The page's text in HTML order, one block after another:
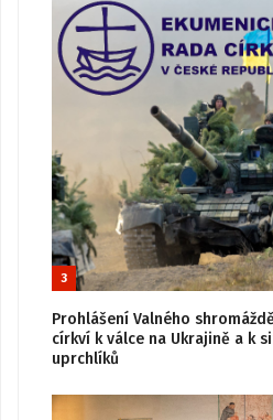
3
Prohlášení Valného
církví k válce na Ukrajině a k
uprchlíků